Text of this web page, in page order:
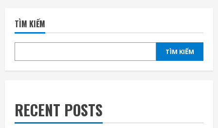
TÌM KIẾM
TÌM KIẾM
RECENT POSTS